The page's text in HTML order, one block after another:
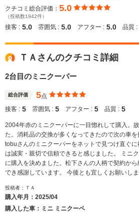
クチコミ総合評価： 5.0
（投稿数1942件）
接客 : 5.0 雰囲気 : 5.0 アフター : 5.0 品質 :
ＴＡさんのクチコミ詳細
2台目のミニクーパー
総合評価 5点
接客 : 5 雰囲気 : 5 アフター : 5 品質 : 5
2004年赤のミニクーパーに一目惚れして購入。
た。消耗品の交換が多くなってきたので次の車
tobuさんのミニクーパーをネットで見つけ直ぐ
は誠実・親切で信頼できると感じました。 ミニ
に購入を決めました。松下さんの人柄で契約か
でき感謝しています。 今後とも宜しくお願いしま
投稿者：ＴＡ
購入年月： 2025/04
購入した車：ミニ ミニクーペ